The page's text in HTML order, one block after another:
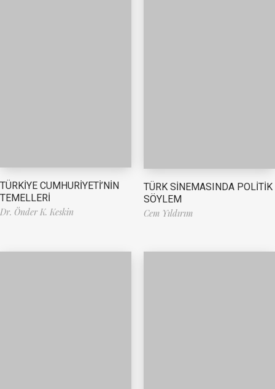
TÜRKİYE CUMHURİYETİ’NİN
TEMELLERİ
Dr. Önder K. Keskin
TÜRK SİNEMASINDA POLİTİK
SÖYLEM
Cem Yıldırım